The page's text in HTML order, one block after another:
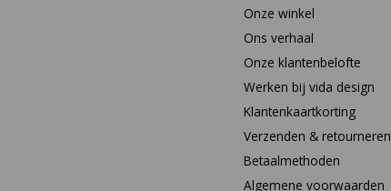
Onze winkel
Ons verhaal
Onze klantenbelofte
Werken bij vida design
Klantenkaartkorting
Verzenden & retourneren
Betaalmethoden
Algemene voorwaarden